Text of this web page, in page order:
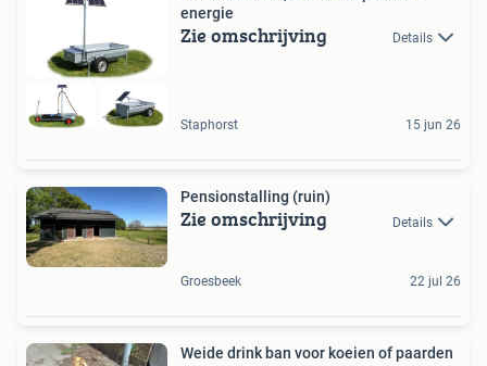
energie
Zie omschrijving Details
Staphorst 15 jun 26
Pensionstalling (ruin)
Zie omschrijving Details
Groesbeek 22 jul 26
Weide drink ban voor koeien of paarden